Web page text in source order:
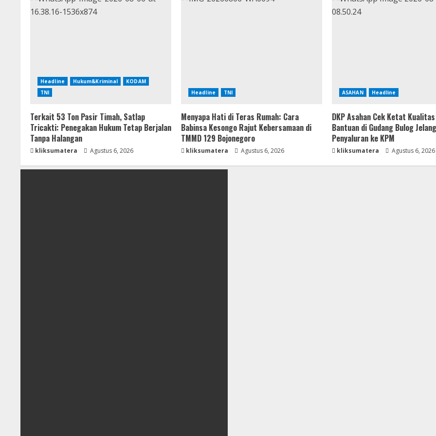
Headline Hukum&Kriminal
KODAM
TNI
Terkait 53 Ton Pasir Timah, Satlap
Tricakti: Penegakan Hukum Tetap Berjalan
Tanpa Halangan
kliksumatera Agustus 6, 2026
Headline TNI
Menyapa Hati di Teras Rumah: Cara
Babinsa Kesongo Rajut Kebersamaan di
TMMD 129 Bojonegoro
kliksumatera Agustus 6, 2026
ASAHAN Headline
DKP Asahan Cek Ketat
Bantuan di Gudang Bulog Jelang
Penyaluran ke KPM
kliksumatera Agustus 6, 2026